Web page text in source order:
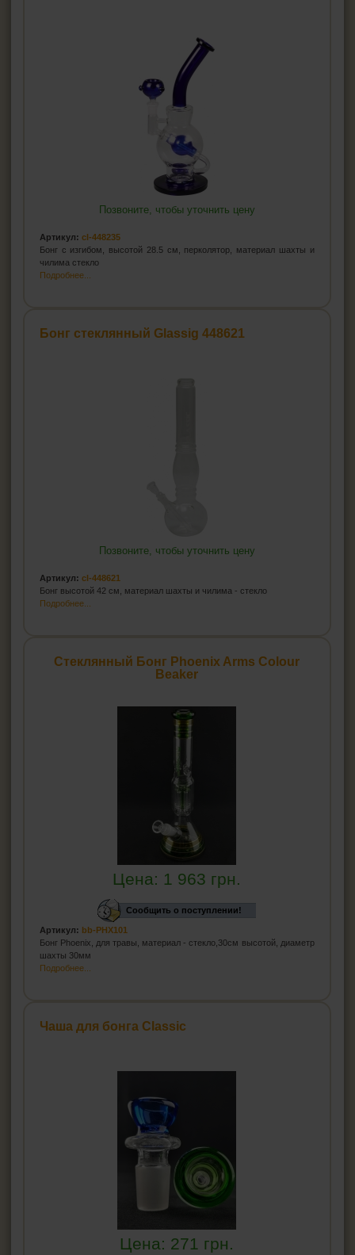
Позвоните, чтобы уточнить цену
Артикул: cl-448235
Бонг с изгибом, высотой 28.5 см, перколятор, материал шахты и
чилима стекло
Подробнее...
Бонг стеклянный Glassig 448621
Позвоните, чтобы уточнить цену
Артикул: cl-448621
Бонг высотой 42 см, материал шахты и чилима - стекло
Подробнее...
Стеклянный Бонг Phoenix Arms Colour
Beaker
Цена: 1 963 грн.
Сообщить о поступлении!
Артикул: bb-PHX101
Бонг Phoenix, для травы, материал - стекло,30см высотой, диаметр
шахты 30мм
Подробнее...
Чаша для бонга Classic
Цена: 271 грн.